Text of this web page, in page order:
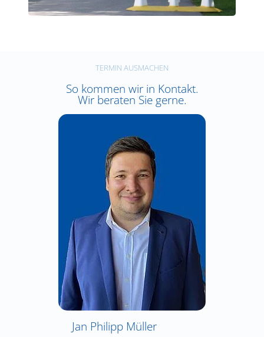
TERMIN AUSMACHEN
So kommen wir in Kontakt.
Wir beraten Sie gerne.
Jan Philipp Müller